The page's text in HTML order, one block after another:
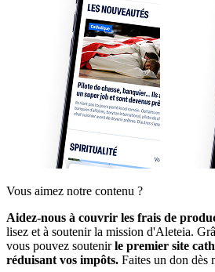
Vous aimez notre contenu ?
Aidez-nous à couvrir les frais de
lisez et à soutenir la mission d'Aleteia.
vous pouvez soutenirle premier site
réduisant vos impôts. Faites un don dès